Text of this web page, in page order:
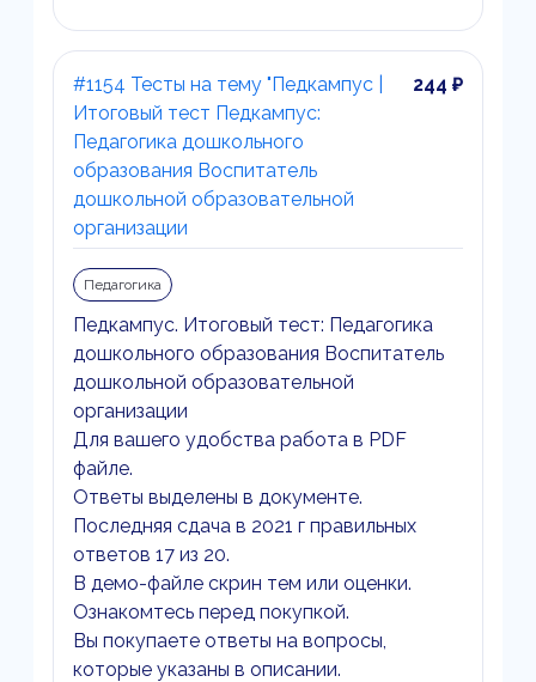
#1154 Тесты на тему "Педкампус |
Итоговый тест Педкампус:
Педагогика дошкольного
образования Воспитатель
дошкольной образовательной
организации
244 ₽
Педагогика
Педкампус. Итоговый тест: Педагогика
дошкольного образования Воспитатель
дошкольной образовательной
организации
Для вашего удобства работа в PDF
файле.
Ответы выделены в документе.
Последняя сдача в 2021 г правильных
ответов 17 из 20.
В демо-файле скрин тем или оценки.
Ознакомтесь перед покупкой.
Вы покупаете ответы на вопросы,
которые указаны в описании.